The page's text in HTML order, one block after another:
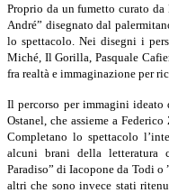
Proprio da un fumetto curato
André” disegnato dal
lo spetta­colo. Nei disegni i
Miché, Il Gorilla, Pasquale
fra realtà e immaginazione per
Il percorso per immagini ideato
Ostanel, che assieme a
Completano lo spettacolo
alcuni brani della letteratura
Paradiso” di Iacopone da Todi
altri che sono invece stati